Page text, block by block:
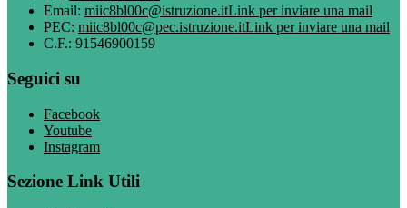
Email: miic8bl00c@istruzione.itLink per inviare una mail
PEC: miic8bl00c@pec.istruzione.itLink per inviare una mail
C.F.: 91546900159
Seguici su
Facebook
Youtube
Instagram
Sezione Link Utili